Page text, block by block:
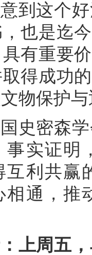
到这个
也是迄
有重要
得成功
物保护
史密森
事实证明
互利共赢
相通，推
上周五